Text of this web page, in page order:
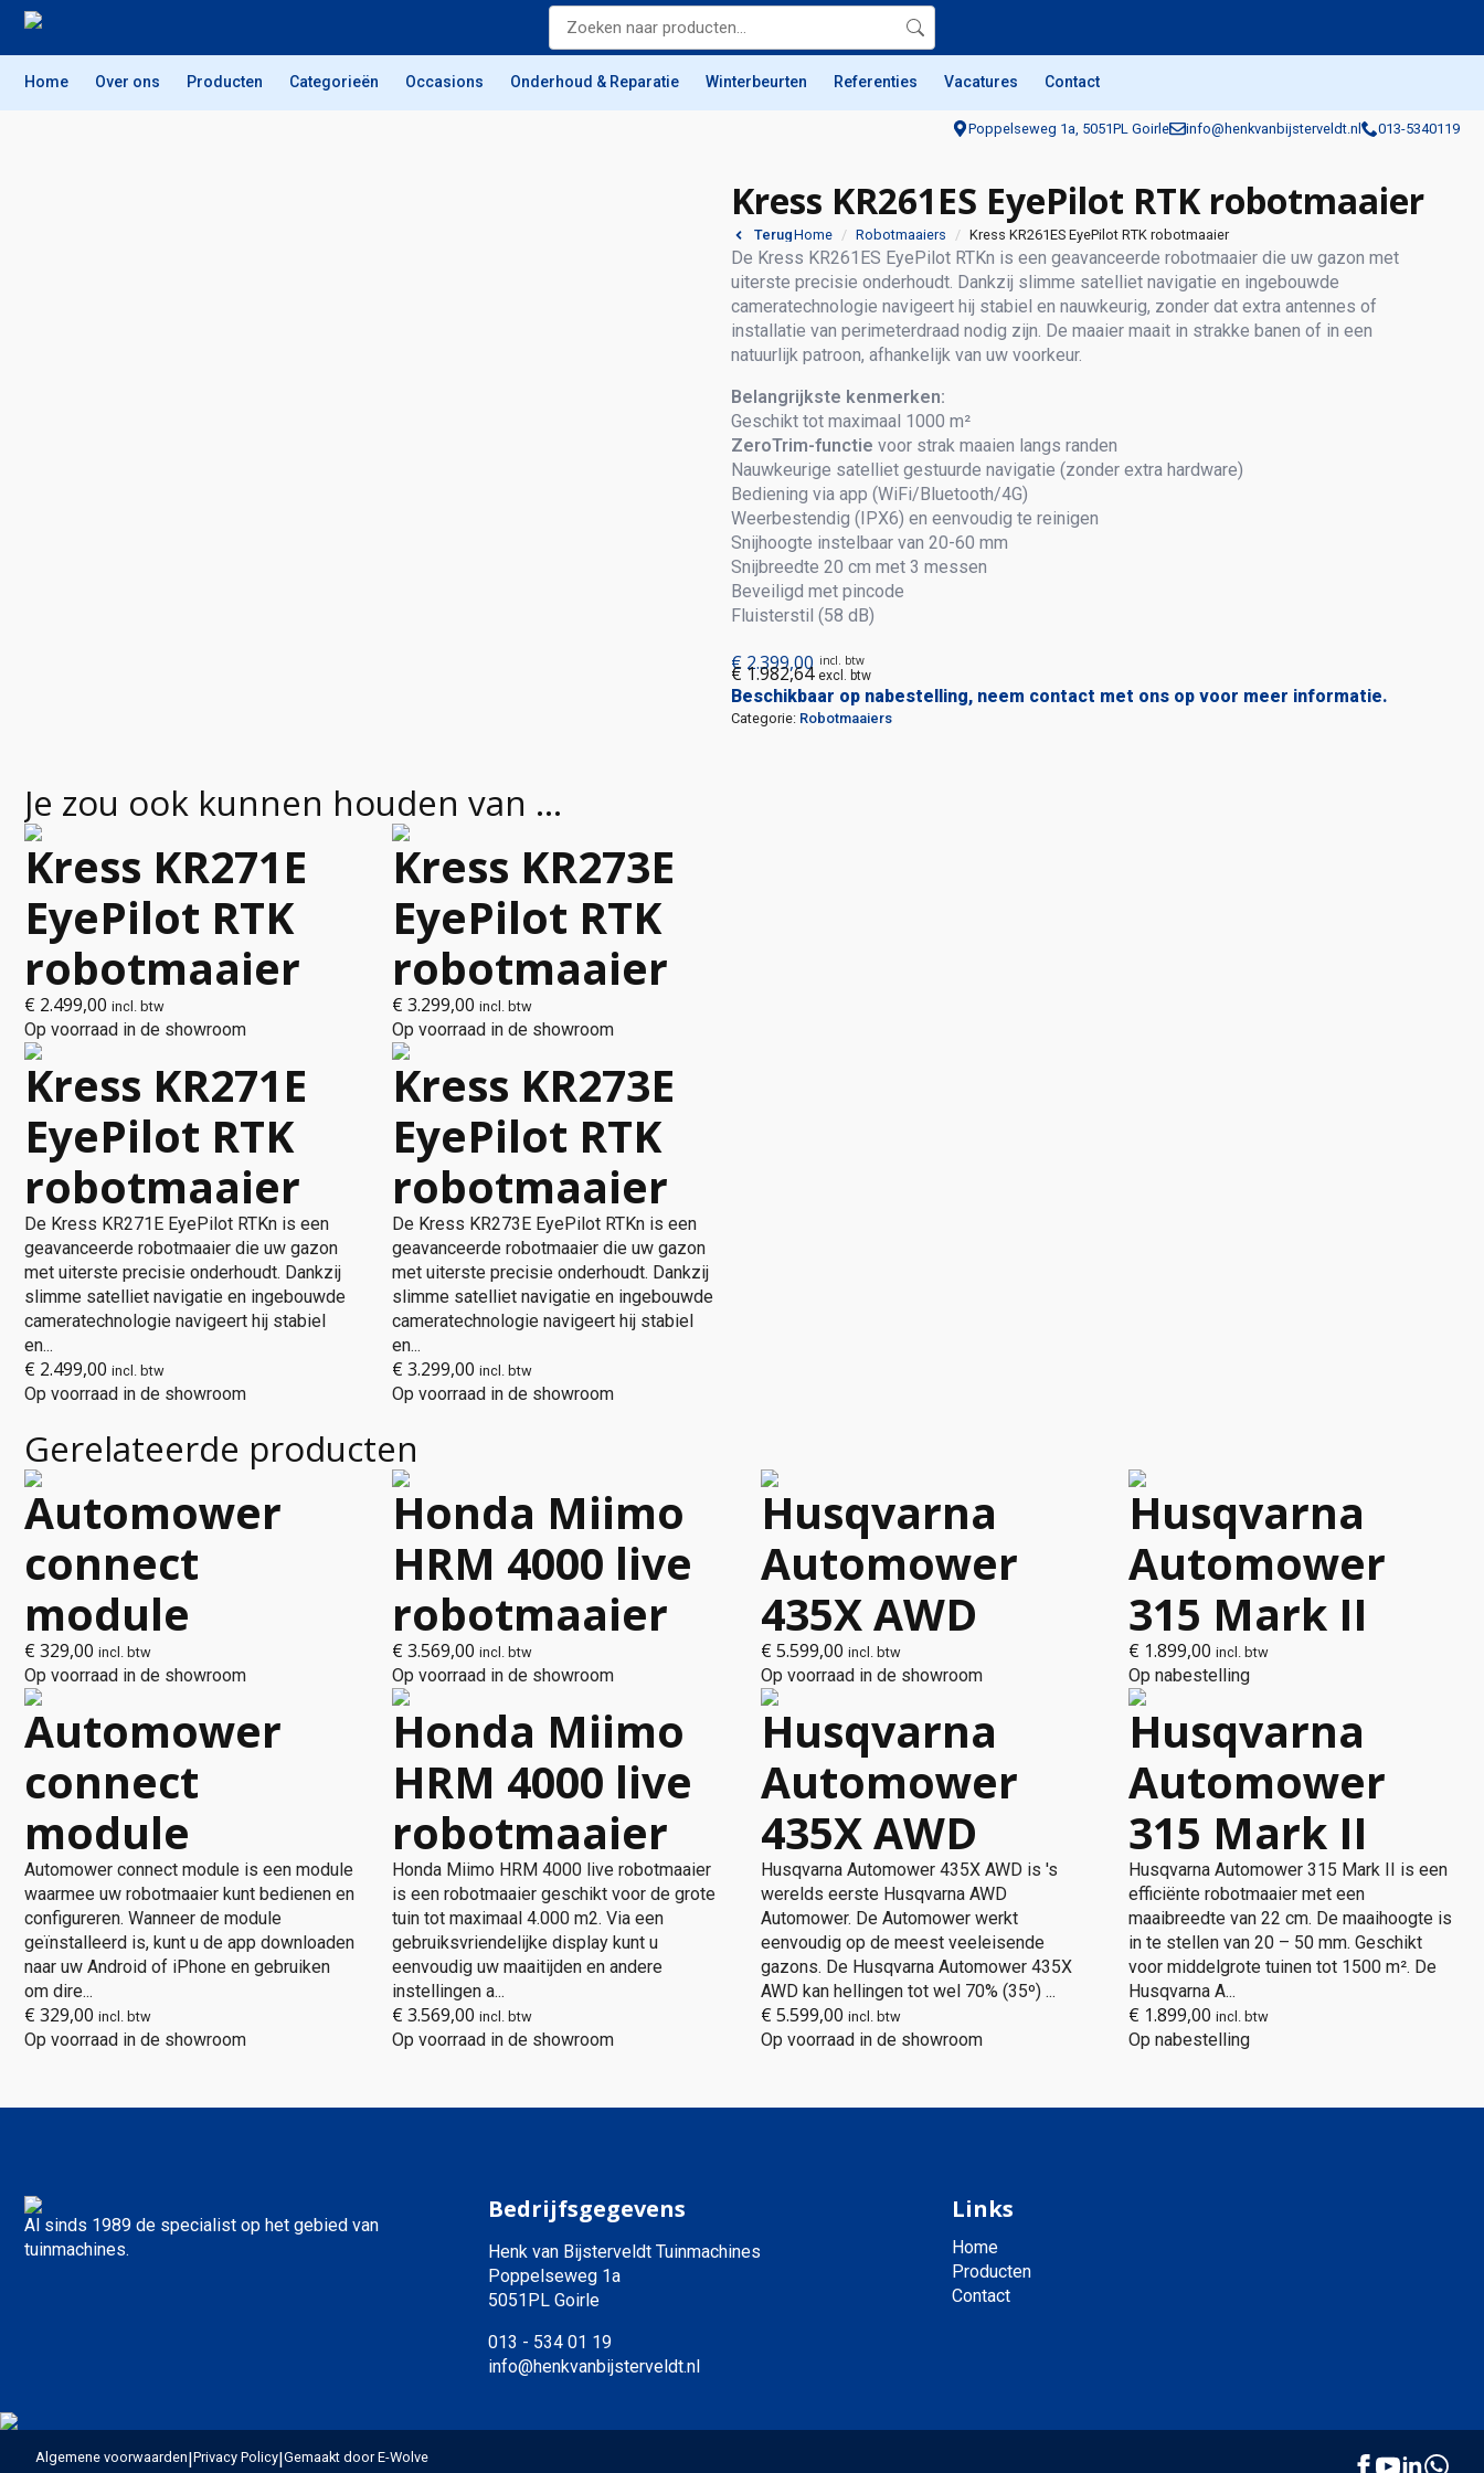
Home Over ons Producten Categorieën Occasions Onderhoud & Reparatie Winterbeurten Referenties Vacatures Contact
Poppelseweg 1a, 5051PL Goirle info@henkvanbijsterveldt.nl 013-5340119
Kress KR261ES EyePilot RTK robotmaaier
TerugHome Robotmaaiers Kress KR261ES EyePilot RTK robotmaaier
De Kress KR261ES EyePilot RTKn is een geavanceerde robotmaaier die uw gazon met
uiterste precisie onderhoudt. Dankzij slimme satelliet navigatie en ingebouwde
cameratechnologie navigeert hij stabiel en nauwkeurig, zonder dat extra antennes of
installatie van perimeterdraad nodig zijn. De maaier maait in strakke banen of in een
natuurlijk patroon, afhankelijk van uw voorkeur.
Belangrijkste kenmerken:
Geschikt tot maximaal 1000 m²
ZeroTrim-functie voor strak maaien langs randen
Nauwkeurige satelliet gestuurde navigatie (zonder extra hardware)
Bediening via app (WiFi/Bluetooth/4G)
Weerbestendig (IPX6) en eenvoudig te reinigen
Snijhoogte instelbaar van 20-60 mm
Snijbreedte 20 cm met 3 messen
Beveiligd met pincode
Fluisterstil (58 dB)
€ 2.399,00 incl. btw
€ 1.982,64 excl. btw
Beschikbaar op nabestelling, neem contact met ons op voor meer informatie.
Categorie: Robotmaaiers
Je zou ook kunnen houden van …
Kress KR271E
EyePilot RTK
robotmaaier
€ 2.499,00 incl. btw
Op voorraad in de showroom
Kress KR271E
EyePilot RTK
robotmaaier
De Kress KR271E EyePilot RTKn is een
geavanceerde robotmaaier die uw gazon
met uiterste precisie onderhoudt. Dankzij
slimme satelliet navigatie en ingebouwde
cameratechnologie navigeert hij stabiel
en...
€ 2.499,00 incl. btw
Op voorraad in de showroom
Kress KR273E
EyePilot RTK
robotmaaier
€ 3.299,00 incl. btw
Op voorraad in de showroom
Kress KR273E
EyePilot RTK
robotmaaier
De Kress KR273E EyePilot RTKn is een
geavanceerde robotmaaier die uw gazon
met uiterste precisie onderhoudt. Dankzij
slimme satelliet navigatie en ingebouwde
cameratechnologie navigeert hij stabiel
en...
€ 3.299,00 incl. btw
Op voorraad in de showroom
Gerelateerde producten
Automower
connect
module
€ 329,00 incl. btw
Op voorraad in de showroom
Automower
connect
module
Automower connect module is een module
waarmee uw robotmaaier kunt bedienen en
configureren. Wanneer de module
geïnstalleerd is, kunt u de app downloaden
naar uw Android of iPhone en gebruiken
om dire...
€ 329,00 incl. btw
Op voorraad in de showroom
Honda Miimo
HRM 4000 live
robotmaaier
€ 3.569,00 incl. btw
Op voorraad in de showroom
Honda Miimo
HRM 4000 live
robotmaaier
Honda Miimo HRM 4000 live robotmaaier
is een robotmaaier geschikt voor de grote
tuin tot maximaal 4.000 m2. Via een
gebruiksvriendelijke display kunt u
eenvoudig uw maaitijden en andere
instellingen a...
€ 3.569,00 incl. btw
Op voorraad in de showroom
Husqvarna
Automower
435X AWD
€ 5.599,00 incl. btw
Op voorraad in de showroom
Husqvarna
Automower
435X AWD
Husqvarna Automower 435X AWD is 's
werelds eerste Husqvarna AWD
Automower. De Automower werkt
eenvoudig op de meest veeleisende
gazons. De Husqvarna Automower 435X
AWD kan hellingen tot wel 70% (35º) ...
€ 5.599,00 incl. btw
Op voorraad in de showroom
Husqvarna
Automower
315 Mark II
€ 1.899,00 incl. btw
Op nabestelling
Husqvarna
Automower
315 Mark II
Husqvarna Automower 315 Mark II is een
efficiënte robotmaaier met een
maaibreedte van 22 cm. De maaihoogte is
in te stellen van 20 – 50 mm. Geschikt
voor middelgrote tuinen tot 1500 m². De
Husqvarna A...
€ 1.899,00 incl. btw
Op nabestelling
Al sinds 1989 de specialist op het gebied van
tuinmachines.
Bedrijfsgegevens
Henk van Bijsterveldt Tuinmachines
Poppelseweg 1a
5051PL Goirle
013 - 534 01 19
info@henkvanbijsterveldt.nl
Links
Home
Producten
Contact
Algemene voorwaarden|Privacy Policy|Gemaakt door E-Wolve